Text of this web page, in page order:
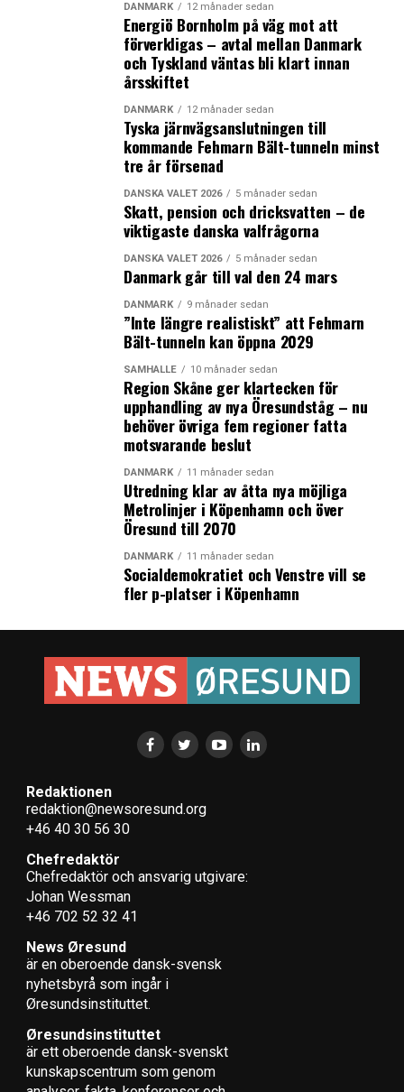
DANMARK 12 månader sedan
Energiö Bornholm på väg mot att
förverkligas – avtal mellan Danmark
och Tyskland väntas bli klart innan
årsskiftet
DANMARK 12 månader sedan
Tyska järnvägsanslutningen till
kommande Fehmarn Bält-tunneln minst
tre år försenad
DANSKA VALET 2026 5 månader sedan
Skatt, pension och dricksvatten – de
viktigaste danska valfrågorna
DANSKA VALET 2026 5 månader sedan
Danmark går till val den 24 mars
DANMARK 9 månader sedan
”Inte längre realistiskt” att Fehmarn
Bält-tunneln kan öppna 2029
SAMHÄLLE 10 månader sedan
Region Skåne ger klartecken för
upphandling av nya Öresundståg – nu
behöver övriga fem regioner fatta
motsvarande beslut
DANMARK 11 månader sedan
Utredning klar av åtta nya möjliga
Metrolinjer i Köpenhamn och över
Öresund till 2070
DANMARK 11 månader sedan
Socialdemokratiet och Venstre vill se
fler p-platser i Köpenhamn
Redaktionen
redaktion@newsoresund.org
+46 40 30 56 30
Chefredaktör
Chefredaktör och ansvarig utgivare:
Johan Wessman
+46 702 52 32 41
News Øresund
är en oberoende dansk-svensk
nyhets­byrå som ingår i
Øresundsinstituttet.
Øresundsinstituttet
är ett oberoende dansk-svenskt
kunskapscentrum som genom